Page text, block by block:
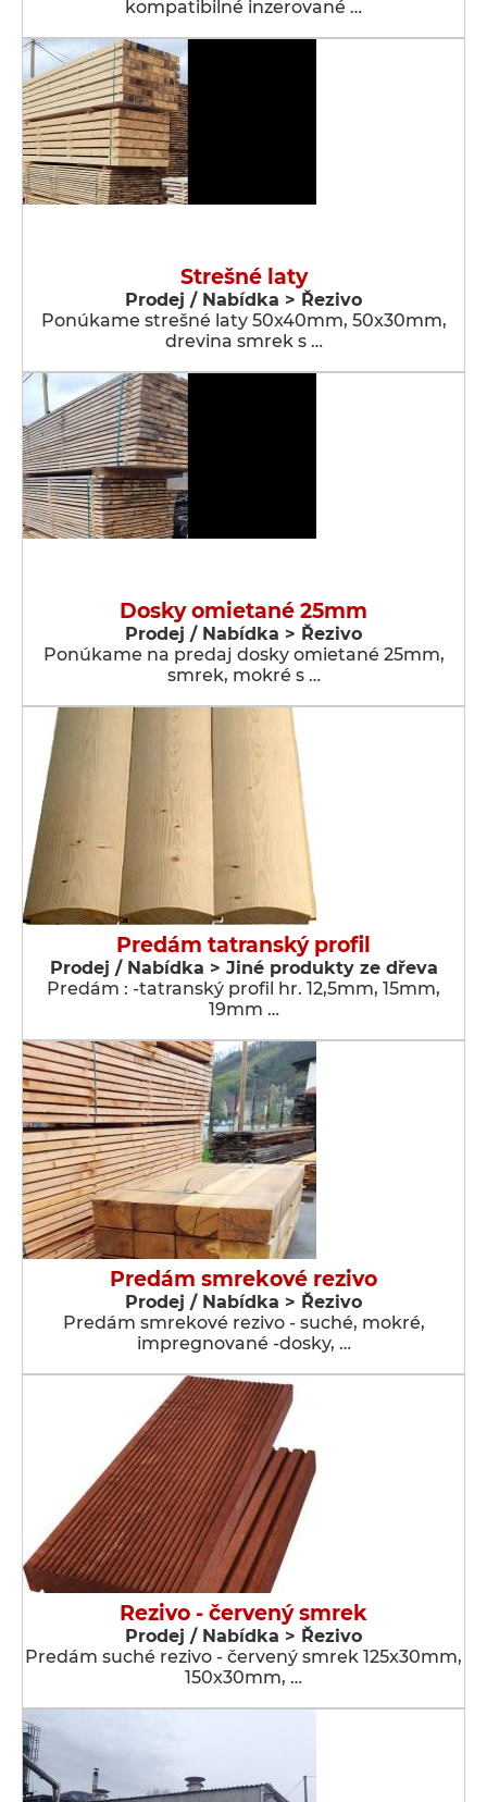
kompatibilné inzerované …
Strešné laty
Prodej / Nabídka > Řezivo
Ponúkame strešné laty 50x40mm, 50x30mm,
drevina smrek s …
Dosky omietané 25mm
Prodej / Nabídka > Řezivo
Ponúkame na predaj dosky omietané 25mm,
smrek, mokré s …
Predám tatranský profil
Prodej / Nabídka > Jiné produkty ze dřeva
Predám : -tatranský profil hr. 12,5mm, 15mm,
19mm …
Predám smrekové rezivo
Prodej / Nabídka > Řezivo
Predám smrekové rezivo - suché, mokré,
impregnované -dosky, …
Rezivo - červený smrek
Prodej / Nabídka > Řezivo
Predám suché rezivo - červený smrek 125x30mm,
150x30mm, …